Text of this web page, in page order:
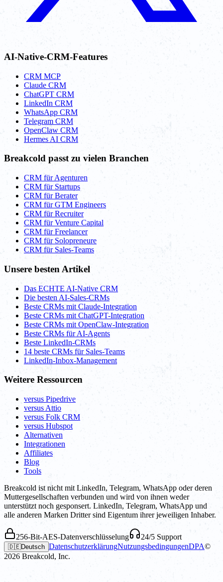
AI-Native-CRM-Features
CRM MCP
Claude CRM
ChatGPT CRM
LinkedIn CRM
WhatsApp CRM
Telegram CRM
OpenClaw CRM
Hermes AI CRM
Breakcold passt zu vielen Branchen
CRM für Agenturen
CRM für Startups
CRM für Berater
CRM für GTM Engineers
CRM für Recruiter
CRM für Venture Capital
CRM für Freelancer
CRM für Solopreneure
CRM für Sales-Teams
Unsere besten Artikel
Das ECHTE AI-Native CRM
Die besten AI-Sales-CRMs
Beste CRMs mit Claude-Integration
Beste CRMs mit ChatGPT-Integration
Beste CRMs mit OpenClaw-Integration
Beste CRMs für AI-Agents
Beste LinkedIn-CRMs
14 beste CRMs für Sales-Teams
LinkedIn-Inbox-Management
Weitere Ressourcen
versus Pipedrive
versus Attio
versus Folk CRM
versus Hubspot
Alternativen
Integrationen
Affiliates
Blog
Tools
Breakcold ist nicht mit LinkedIn, Telegram, WhatsApp oder deren
Muttergesellschaften verbunden und wird von ihnen weder
unterstützt noch gesponsert. LinkedIn, Telegram, WhatsApp und
alle anderen Marken Dritter sind Eigentum ihrer jeweiligen Inhaber.
256-Bit-AES-Datenverschlüsselung 24/5 Support
🇩🇪Deutsch DatenschutzerklärungNutzungsbedingungenDPA©
2026 Breakcold, Inc.